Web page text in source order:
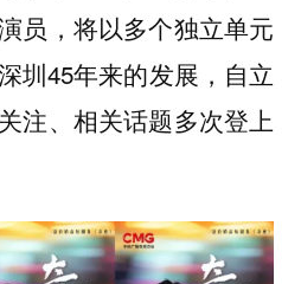
员，将以多个独立单元
圳45年来的发展，自立
注、相关话题多次登上